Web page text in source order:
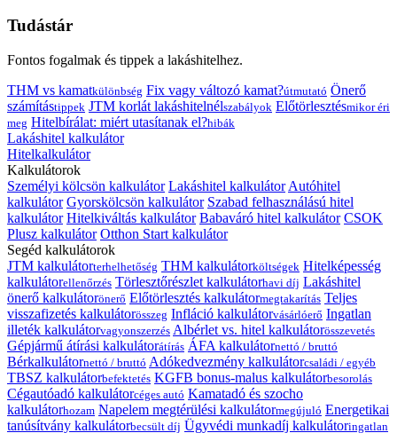
Tudástár
Fontos fogalmak és tippek a lakáshitelhez.
THM vs kamatkülönbség Fix vagy változó kamat?útmutató Önerő
számítástippek JTM korlát lakáshitelnélszabályok Előtörlesztésmikor éri
meg Hitelbírálat: miért utasítanak el?hibák
Lakáshitel kalkulátor
Hitelkalkulátor
Kalkulátorok
Személyi kölcsön kalkulátor Lakáshitel kalkulátor Autóhitel
kalkulátor Gyorskölcsön kalkulátor Szabad felhasználású hitel
kalkulátor Hitelkiváltás kalkulátor Babaváró hitel kalkulátor CSOK
Plusz kalkulátor Otthon Start kalkulátor
Segéd kalkulátorok
JTM kalkulátorterhelhetőség THM kalkulátorköltségek Hitelképesség
kalkulátorellenőrzés Törlesztőrészlet kalkulátorhavi díj Lakáshitel
önerő kalkulátorönerő Előtörlesztés kalkulátormegtakarítás Teljes
visszafizetés kalkulátorösszeg Infláció kalkulátorvásárlóerő Ingatlan
illeték kalkulátorvagyonszerzés Albérlet vs. hitel kalkulátorösszevetés
Gépjármű átírási kalkulátorátírás ÁFA kalkulátornettó / bruttó
Bérkalkulátornettó / bruttó Adókedvezmény kalkulátorcsaládi / egyéb
TBSZ kalkulátorbefektetés KGFB bonus-malus kalkulátorbesorolás
Cégautóadó kalkulátorcéges autó Kamatadó és szocho
kalkulátorhozam Napelem megtérülési kalkulátormegújuló Energetikai
tanúsítvány kalkulátorbecsült díj Ügyvédi munkadíj kalkulátoringatlan